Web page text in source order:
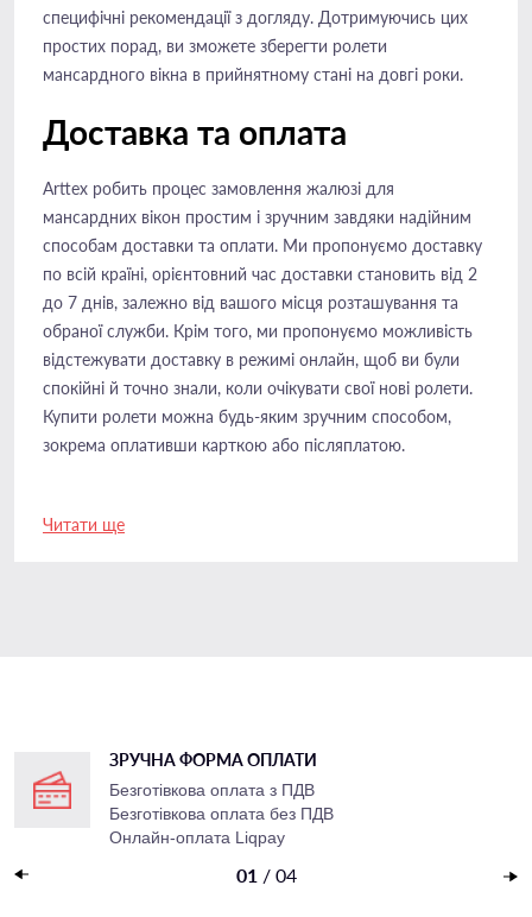
Читати ще
специфічні рекомендації з догляду. Дотримуючись цих
простих порад, ви зможете зберегти ролети
мансардного вікна в прийнятному стані на довгі роки.
Доставка та оплата
Arttex робить процес замовлення жалюзі для
мансардних вікон простим і зручним завдяки надійним
способам доставки та оплати. Ми пропонуємо доставку
по всій країні, орієнтовний час доставки становить від 2
до 7 днів, залежно від вашого місця розташування та
обраної служби. Крім того, ми пропонуємо можливість
відстежувати доставку в режимі онлайн, щоб ви були
спокійні й точно знали, коли очікувати свої нові ролети.
Купити ролети можна будь-яким зручним способом,
зокрема оплативши карткою або післяплатою.
ЗРУЧНА ФОРМА ОПЛАТИ
Безготівкова оплата з ПДВ
Безготівкова оплата без ПДВ
Онлайн-оплата Liqpay
01 / 04